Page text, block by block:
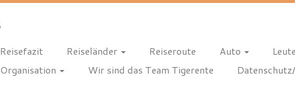
Reisefazit Reiseländer Reiseroute Auto Leute
Organisation
Wir sind das Team Tigerente